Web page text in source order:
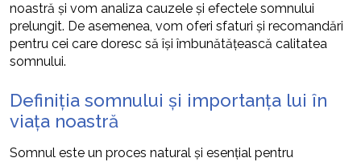
noastră și vom analiza cauzele și efectele somnului
prelungit. De asemenea, vom oferi sfaturi și recomandări
pentru cei care doresc să își îmbunătățească calitatea
somnului.
Definiția somnului și importanța lui în
viața noastră
Somnul este un proces natural și esențial pentru